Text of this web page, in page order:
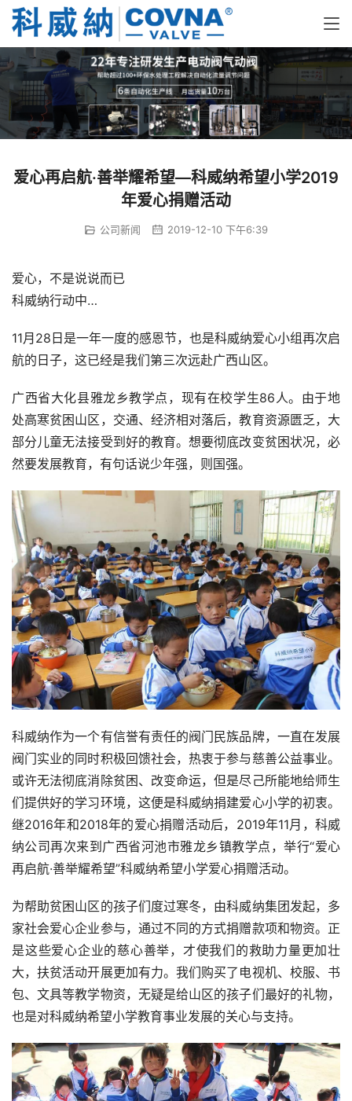
爱心再启航·善举耀希望—科威纳希望小学2019
年爱心捐赠活动
公司新闻 2019-12-10 下午6:39
爱心，不是说说而已
科威纳行动中…
11月28日是一年一度的感恩节，也是科威纳爱心小组再次启
航的日子，这已经是我们第三次远赴广西山区。
广西省大化县雅龙乡教学点，现有在校学生86人。由于地
处高寒贫困山区，交通、经济相对落后，教育资源匮乏，大
部分儿童无法接受到好的教育。想要彻底改变贫困状况，必
然要发展教育，有句话说少年强，则国强。
科威纳作为一个有信誉有责任的阀门民族品牌，一直在发展
阀门实业的同时积极回馈社会，热衷于参与慈善公益事业。
或许无法彻底消除贫困、改变命运，但是尽己所能地给师生
们提供好的学习环境，这便是科威纳捐建爱心小学的初衷。
继2016年和2018年的爱心捐赠活动后，2019年11月，科威
纳公司再次来到广西省河池市雅龙乡镇教学点，举行“爱心
再启航·善举耀希望”科威纳希望小学爱心捐赠活动。
为帮助贫困山区的孩子们度过寒冬，由科威纳集团发起，多
家社会爱心企业参与，通过不同的方式捐赠款项和物资。正
是这些爱心企业的慈心善举，才使我们的救助力量更加壮
大，扶贫活动开展更加有力。我们购买了电视机、校服、书
包、文具等教学物资，无疑是给山区的孩子们最好的礼物，
也是对科威纳希望小学教育事业发展的关心与支持。